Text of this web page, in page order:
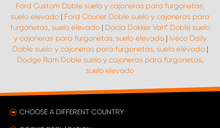
Ford Custom Doble suelo y cajoneras para furgonetas,
suelo elevado| Ford Courier Doble suelo y cajoneras para
furgonetas, suelo elevado| Dacia Dokker Van* Doble suelo
y cajoneras para furgonetas, suelo elevado| Iveco Daily
Doble suelo y cajoneras para furgonetas, suelo elevado|
Dodge Ram Doble suelo y cajoneras para furgonetas,
suelo elevado
CHOOSE A DIFFERENT COUNTRY